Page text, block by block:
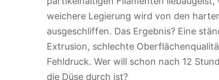
weichere Legierung wird von den
ausgeschliffen. Das Ergebnis? Eine
Extrusion, schlechte
Fehldruck. Wer will schon nach 12
die Düse durch ist?